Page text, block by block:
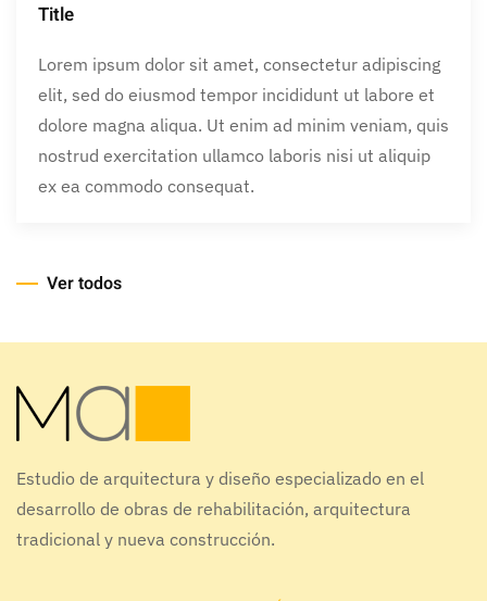
Title
Lorem ipsum dolor sit amet, consectetur adipiscing
elit, sed do eiusmod tempor incididunt ut labore et
dolore magna aliqua. Ut enim ad minim veniam, quis
nostrud exercitation ullamco laboris nisi ut aliquip
ex ea commodo consequat.
Ver todos
Estudio de arquitectura y diseño especializado en el
desarrollo de obras de rehabilitación, arquitectura
tradicional y nueva construcción.